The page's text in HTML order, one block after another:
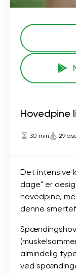
Hovedpine
30 min 29
Det intensive
dage" er
hovedpine,
denne
almindelig
ved